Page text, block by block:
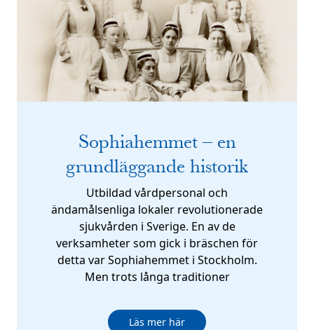
Sophiahemmet – en
grundläggande historik
Utbildad vårdpersonal och
ändamålsenliga lokaler revolutionerade
sjukvården i Sverige. En av de
verksamheter som gick i bräschen för
detta var Sophiahemmet i Stockholm.
Men trots långa traditioner
Läs mer här